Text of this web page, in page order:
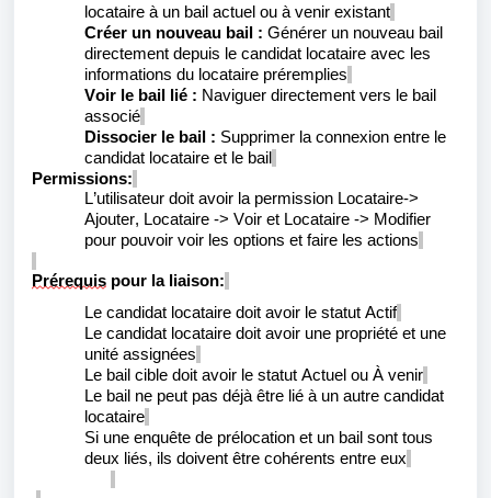
locataire à un bail actuel ou à venir existant
Créer un nouveau bail : Générer un nouveau bail
directement depuis le candidat locataire avec les
informations du locataire préremplies
Voir le bail lié : Naviguer directement vers le bail
associé
Dissocier le bail : Supprimer la connexion entre le
candidat locataire et le bail
Permissions:
L’utilisateur doit avoir la permission Locataire->
Ajouter, Locataire -> Voir et Locataire -> Modifier
pour pouvoir voir les options et faire les actions
Prérequis pour la liaison:
Le candidat locataire doit avoir le statut Actif
Le candidat locataire doit avoir une propriété et une
unité assignées
Le bail cible doit avoir le statut Actuel ou À venir
Le bail ne peut pas déjà être lié à un autre candidat
locataire
Si une enquête de prélocation et un bail sont tous
deux liés, ils doivent être cohérents entre eux